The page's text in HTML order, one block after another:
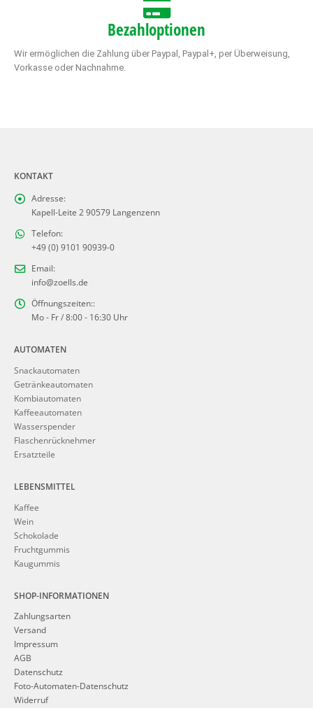
Bezahloptionen
Wir ermöglichen die Zahlung über Paypal, Paypal+, per Überweisung,
Vorkasse oder Nachnahme.
KONTAKT
Adresse:
Kapell-Leite 2 90579 Langenzenn
Telefon:
+49 (0) 9101 90939-0
Email:
info@zoells.de
Öffnungszeiten::
Mo - Fr / 8:00 - 16:30 Uhr
AUTOMATEN
Snackautomaten
Getränkeautomaten
Kombiautomaten
Kaffeeautomaten
Wasserspender
Flaschenrücknehmer
Ersatzteile
LEBENSMITTEL
Kaffee
Wein
Schokolade
Fruchtgummis
Kaugummis
SHOP-INFORMATIONEN
Zahlungsarten
Versand
Impressum
AGB
Datenschutz
Foto-Automaten-Datenschutz
Widerruf